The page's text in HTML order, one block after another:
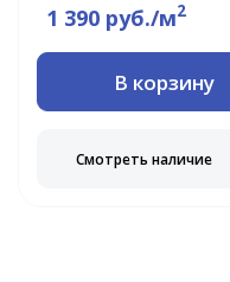
1 390 руб./м2
В корзину
Смотреть наличие